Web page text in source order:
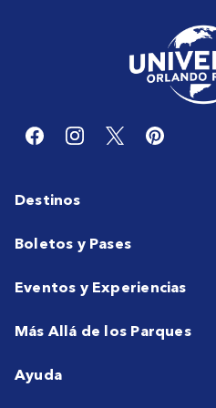
Destinos
Boletos y Pases
Eventos y Experiencias
Más Allá de los Parques
Ayuda